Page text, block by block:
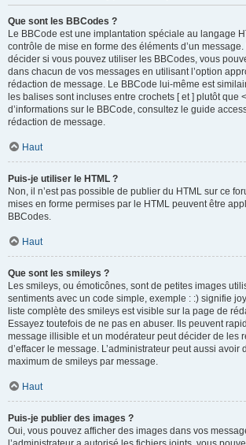
Que sont les BBCodes ?
Le BBCode est une implantation spéciale au langage
contrôle de mise en forme des éléments d’un message.
décider si vous pouvez utiliser les BBCodes, vous
dans chacun de vos messages en utilisant l’option
rédaction de message. Le BBCode lui-même est
les balises sont incluses entre crochets [ et ] plutôt que
d’informations sur le BBCode, consultez le guide
rédaction de message.
Haut
Puis-je utiliser le HTML ?
Non, il n’est pas possible de publier du HTML sur ce
mises en forme permises par le HTML peuvent être
BBCodes.
Haut
Que sont les smileys ?
Les smileys, ou émoticônes, sont de petites images
sentiments avec un code simple, exemple : :) signifie
liste complète des smileys est visible sur la page de
Essayez toutefois de ne pas en abuser. Ils peuvent
message illisible et un modérateur peut décider de les
d’effacer le message. L’administrateur peut aussi avoir
maximum de smileys par message.
Haut
Puis-je publier des images ?
Oui, vous pouvez afficher des images dans vos